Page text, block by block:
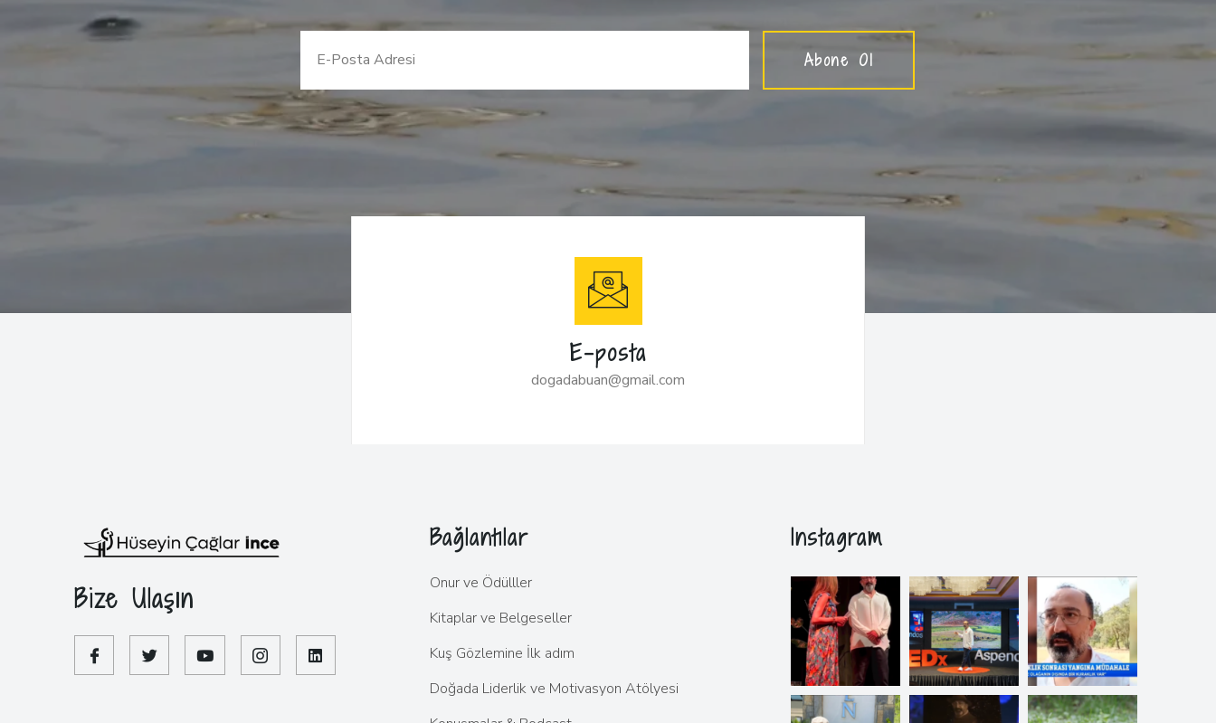
Abone Ol
E-posta
dogadabuan@gmail.com
Bize Ulaşın
Bağlantılar
Onur ve Ödülller
Kitaplar ve Belgeseller
Kuş Gözlemine İlk adım
Doğada Liderlik ve Motivasyon Atölyesi
Instagram